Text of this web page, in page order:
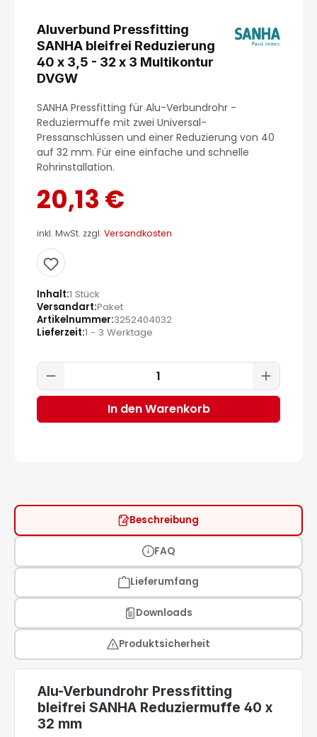
Aluverbund Pressfitting
SANHA bleifrei Reduzierung
40 x 3,5 - 32 x 3 Multikontur
DVGW
SANHA Pressfitting für Alu-Verbundrohr -
Reduziermuffe mit zwei Universal-
Pressanschlüssen und einer Reduzierung von 40
auf 32 mm. Für eine einfache und schnelle
Rohrinstallation.
20,13 €
inkl. MwSt. zzgl. Versandkosten
Inhalt 1 Stück
Versandart Paket
Artikelnummer 3252404032
Lieferzeit 1 - 3 Werktage
Produkt Anzahl: Gib den
In den Warenkorb
Beschreibung
FAQ
Lieferumfang
Downloads
Produktsicherheit
Alu-Verbundrohr Pressfitting
bleifrei SANHA Reduziermuffe 40 x
32 mm